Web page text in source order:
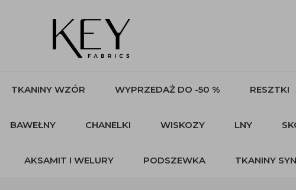
TKANINY WZÓR WYPRZEDAŻ DO -50 % RESZTKI
BAWEŁNY CHANELKI WISKOZY LNY
AKSAMIT I WELURY PODSZEWKA TKANINY